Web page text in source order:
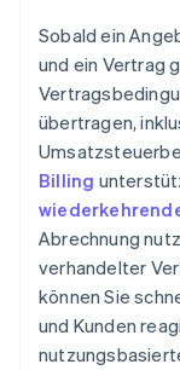
Sobald ein
und ein Vertrag
übertragen,
Billing
Abrechnung
verhandelter
können Sie
und Kunden